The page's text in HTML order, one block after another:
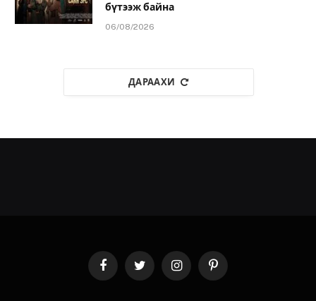
бүтээж байна
06/08/2026
ДАРААХИ
FacebookTwitter InstagramPinterest